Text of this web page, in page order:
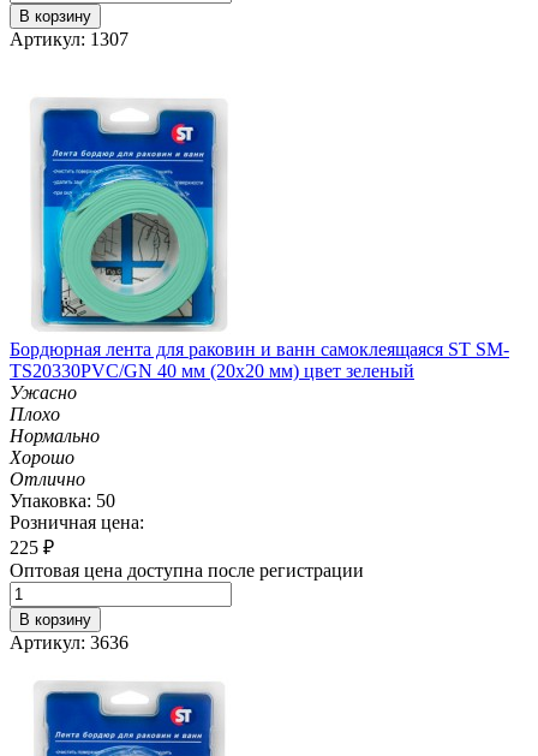
В корзину
Артикул: 1307
Бордюрная лента для раковин и ванн самоклеящаяся ST SM-
TS20330PVC/GN 40 мм (20х20 мм) цвет зеленый
Ужасно
Плохо
Нормально
Хорошо
Отлично
Упаковка: 50
Розничная цена:
225 ₽
Оптовая цена доступна после регистрации
В корзину
Артикул: 3636